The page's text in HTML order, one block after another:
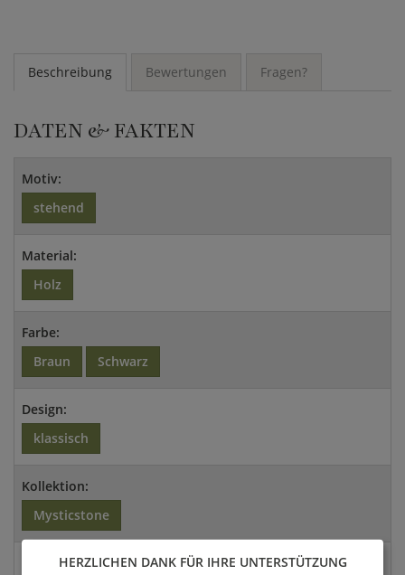
Beschreibung Bewertungen Fragen?
DATEN & FAKTEN
Motiv:
stehend
Material:
Holz
Farbe:
Braun
Schwarz
Design:
klassisch
Kollektion:
Mysticstone
Artikel- / Versandgewicht:
HERZLICHEN DANK FÜR IHRE UNTERSTÜTZUNG